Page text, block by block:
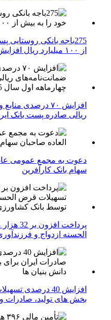
275باجه بانکی
از ۱۰۰ میلیارد ریال افزایش دادند
ریالی صادره پست بانک
دعوت به مجمع عمومی
سهام بانک کارآفرین
پرداخت
الحسنه ازدواج و
افزایش 40 درصدی
بخش های تولید، صادرات و